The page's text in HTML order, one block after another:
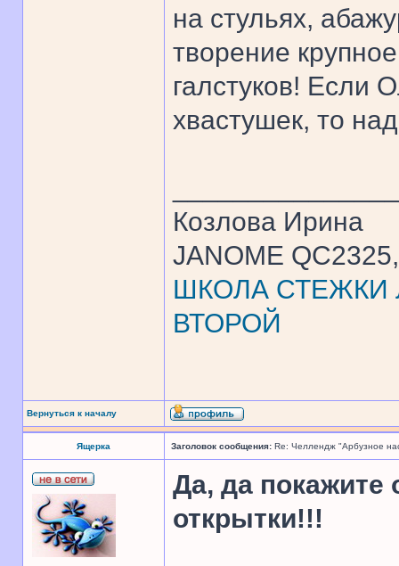
на стульях,
творение
галстуков! Если
хвастушек, то
Козлова Ирина
JANOME
ШКОЛА СТЕЖКИ
ВТОРОЙ
Вернуться к началу
Ящерка Заголовок сообщения: Re: Челлендж "Арбузное
Да, да покажите
открытки!!!